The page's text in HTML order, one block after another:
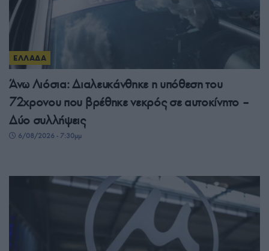
ΕΛΛΑΔΑ
Άνω Λιόσια: Διαλευκάνθηκε η υπόθεση του
72χρονου που βρέθηκε νεκρός σε αυτοκίνητο –
Δύο συλλήψεις
6/08/2026 - 7:30μμ